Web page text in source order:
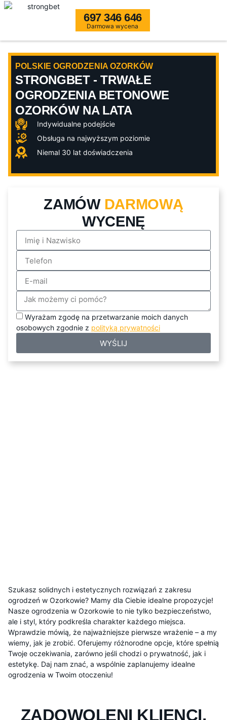
697 346 646
Darmowa wycena
POLSKIE OGRODZENIA OZORKÓW
STRONGBET - TRWAŁE
OGRODZENIA BETONOWE
OZORKÓW NA LATA
Indywidualne podejście
Obsługa na najwyższym poziomie
Niemal 30 lat doświadczenia
ZAMÓW DARMOWĄ
WYCENĘ
Wyrażam zgodę na przetwarzanie moich danych
osobowych zgodnie z polityką prywatności
WYŚLIJ
Szukasz solidnych i estetycznych rozwiązań z zakresu
ogrodzeń w Ozorkowie? Mamy dla Ciebie idealne propozycje!
Nasze ogrodzenia w Ozorkowie to nie tylko bezpieczeństwo,
ale i styl, który podkreśla charakter każdego miejsca.
Wprawdzie mówią, że najważniejsze pierwsze wrażenie – a my
wiemy, jak je zrobić. Oferujemy różnorodne opcje, które spełnią
Twoje oczekiwania, zarówno jeśli chodzi o prywatność, jak i
estetykę. Daj nam znać, a wspólnie zaplanujemy idealne
ogrodzenia w Twoim otoczeniu!
ZADOWOLENI KLIENCI,